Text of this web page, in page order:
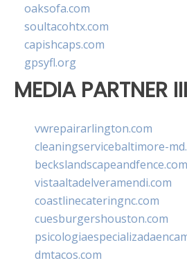
oaksofa.com
soultacohtx.com
capishcaps.com
gpsyfl.org
MEDIA PARTNER III
vwrepairarlington.com
cleaningservicebaltimore-
beckslandscapeandfence.com
vistaaltadelveramendi.com
coastlinecateringnc.com
cuesburgershouston.com
dmtacos.com